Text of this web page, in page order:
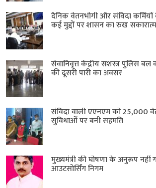
दैनिक वेतनभोगी और संविदा
कई मुद्दों पर शासन का रुख
सेवानिवृत्त केंद्रीय सशस्त्र पुलिस बल
की दूसरी पारी का अवसर
संविदा वाली एएनएम को 25,000
सुविधाओं पर बनी सहमति
मुख्यमंत्री की घोषणा के अनुरूप नहीं
आउटसोर्सिंग निगम